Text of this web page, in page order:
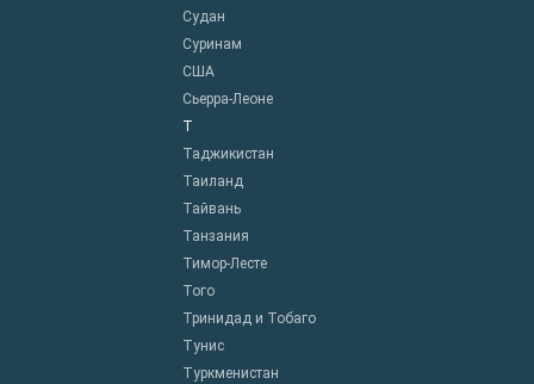
Судан
Суринам
США
Сьерра-Леоне
Т
Таджикистан
Таиланд
Тайвань
Танзания
Тимор-Лесте
Того
Тринидад и Тобаго
Тунис
Туркменистан